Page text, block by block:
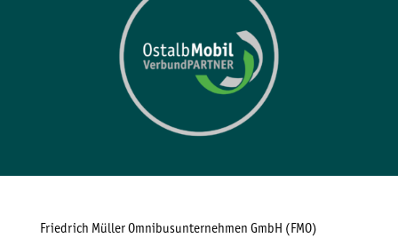
Friedrich Müller Omnibusunternehmen GmbH (FMO)